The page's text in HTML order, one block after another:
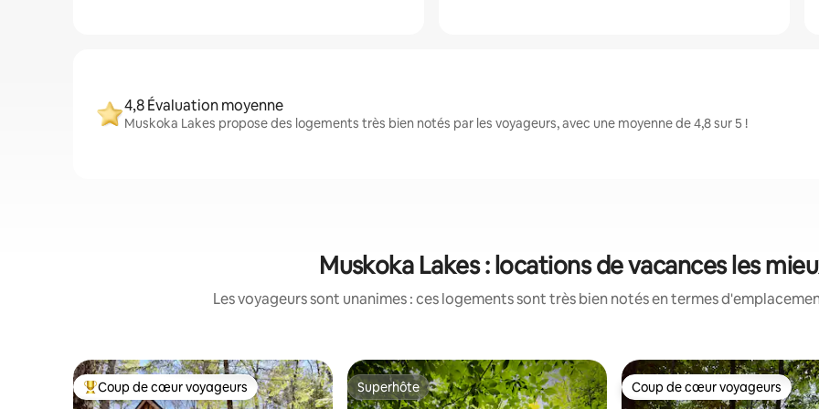
4,8 Évaluation moyenne
Muskoka Lakes propose des logements très bien notés par les voyageurs, avec une moyenne de 4,8 sur 5 !
Muskoka Lakes : locations de vacances les
Les voyageurs sont unanimes : ces logements sont très bien notés en termes
Coups de cœur voyageurs les plus appréciés
Coup de cœur voyageurs Superhôte
Superhôte Coup de cœur voyageurs
Coup de cœur voyageurs